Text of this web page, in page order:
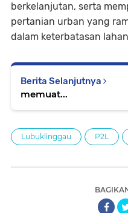
berkelanjutan, serta
pertanian urban yang
dalam keterbatasan
Berita Selanjutnya
memuat...
Lubuklinggau P2L